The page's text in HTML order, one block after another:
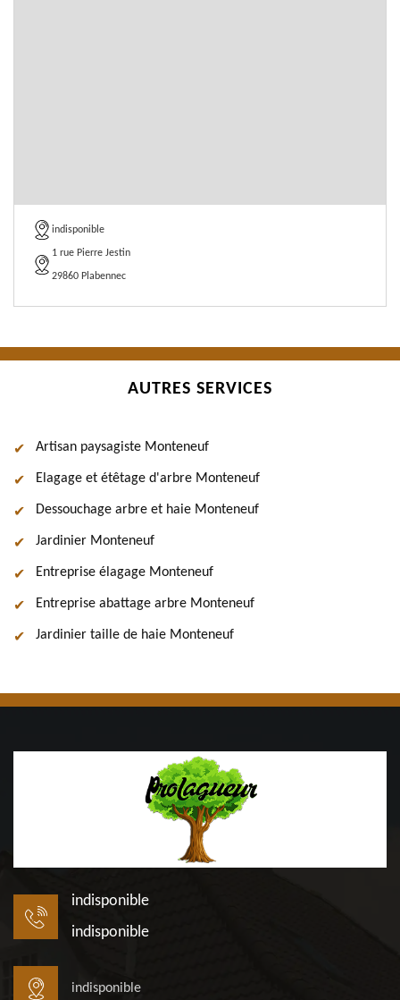
indisponible
1 rue Pierre Jestin
29860 Plabennec
AUTRES SERVICES
Artisan paysagiste Monteneuf
Elagage et étêtage d'arbre Monteneuf
Dessouchage arbre et haie Monteneuf
Jardinier Monteneuf
Entreprise élagage Monteneuf
Entreprise abattage arbre Monteneuf
Jardinier taille de haie Monteneuf
indisponible
indisponible
indisponible